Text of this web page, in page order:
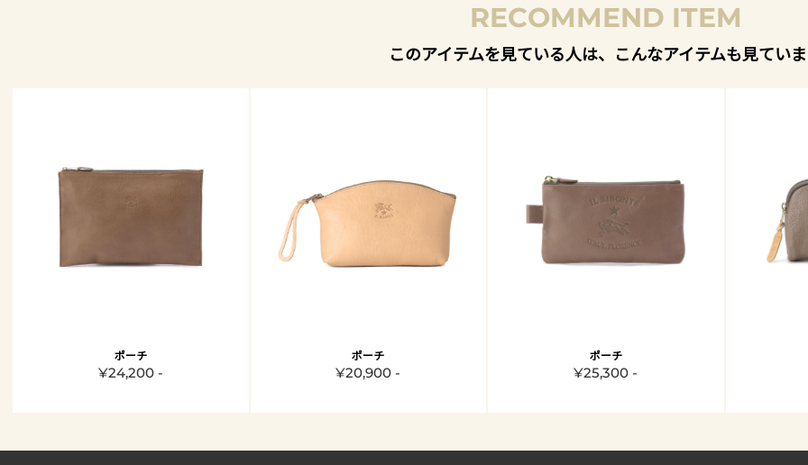
RECOMMEND ITEM
このアイテムを見ている人は、こんなアイテムも見てい
ポーチ
¥24,200 -
ポーチ
¥20,900 -
ポーチ
¥25,300 -